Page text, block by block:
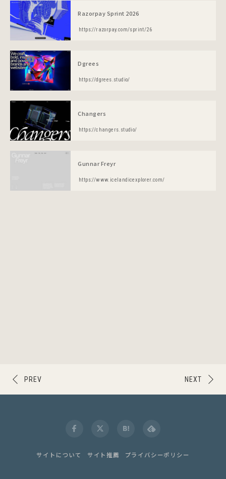
Razorpay Sprint 2026
https://razorpay.com/sprint/26
Dgrees
https://dgrees.studio/
Changers
https://changers.studio/
Gunnar Freyr
https://www.icelandicexplorer.com/
NEXT
PREV
サイトについて サイト推薦 プライバシーポリシー